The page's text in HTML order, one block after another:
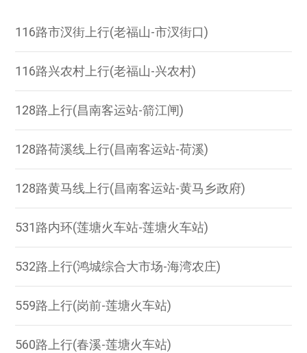
116路市汊街上行(老福山-市汊街口)
116路兴农村上行(老福山-兴农村)
128路上行(昌南客运站-箭江闸)
128路荷溪线上行(昌南客运站-荷溪)
128路黄马线上行(昌南客运站-黄马乡政府)
531路内环(莲塘火车站-莲塘火车站)
532路上行(鸿城综合大市场-海湾农庄)
559路上行(岗前-莲塘火车站)
560路上行(春溪-莲塘火车站)